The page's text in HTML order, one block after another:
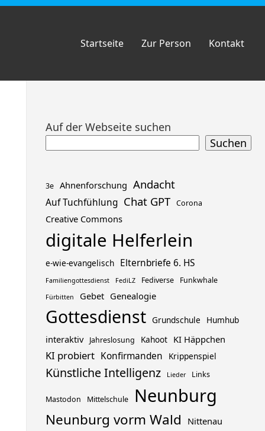
Startseite Zur Person Kontakt
Zum
Auf der Webseite suchen
Suchen
3e Ahnenforschung Andacht
Auf Tuchfühlung Chat GPT Corona
Creative Commons
digitale Helferlein
e-wie-evangelisch Elternbriefe 6. HS
Familiengottesdienst FediLZ Fediverse Funkwhale
Fürbitten Gebet Genealogie
Gottesdienst Grundschule Humhub
interaktiv Jahreslosung Kahoot KI Häppchen
KI probiert Konfirmanden Krippenspiel
Künstliche Intelligenz Lieder Links
Mastodon Mittelschule Neunburg
Neunburg vorm Wald Nittenau